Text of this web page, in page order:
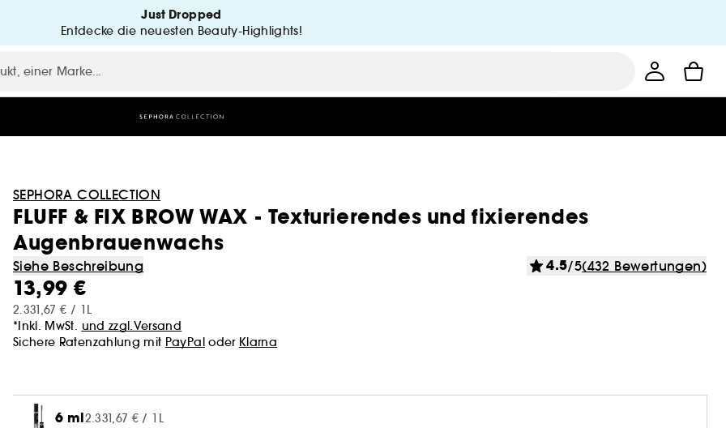
Just Dropped
Entdecke die neuesten Beauty-Highlights!
SEPHORA COLLECTION
FLUFF & FIX BROW WAX - Texturierendes und fixierendes
Augenbrauenwachs
Siehe Beschreibung 4.5/5(432 Bewertungen)
13,99 €
2.331,67 € / 1L
*Inkl. MwSt. und zzgl.Versand
Sichere Ratenzahlung mit PayPaloder Klarna
6 ml2.331,67 € / 1L